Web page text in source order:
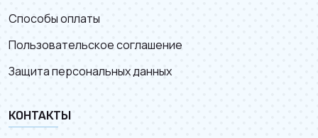
Способы оплаты
Пользовательское соглашение
Защита персональных данных
КОНТАКТЫ